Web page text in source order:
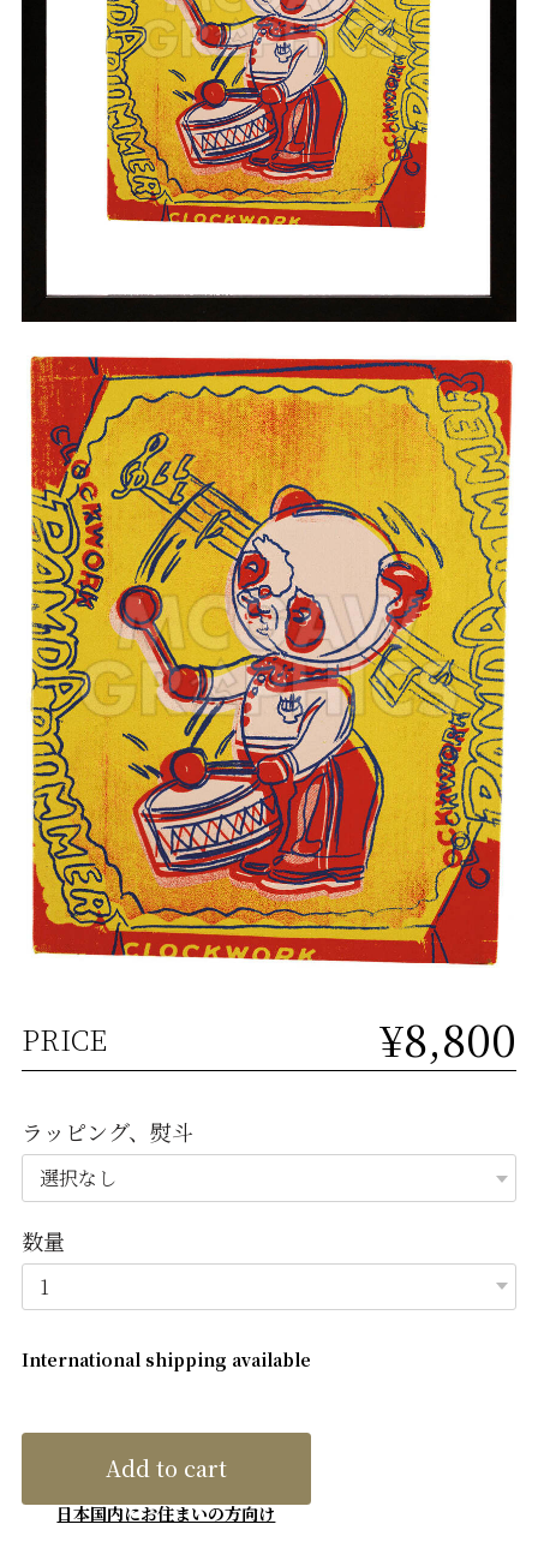
PRICE ¥8,800
ラッピング、熨斗
数量
International shipping available
Add to cart
日本国内にお住まいの方向け